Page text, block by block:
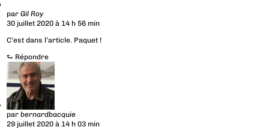
parGil Roy
30 juillet 2020 à 14 h 56 min
C’est dans l’article. Paquet !
⮑ Répondre
parbernardbacquie
29 juillet 2020 à 14 h 03 min